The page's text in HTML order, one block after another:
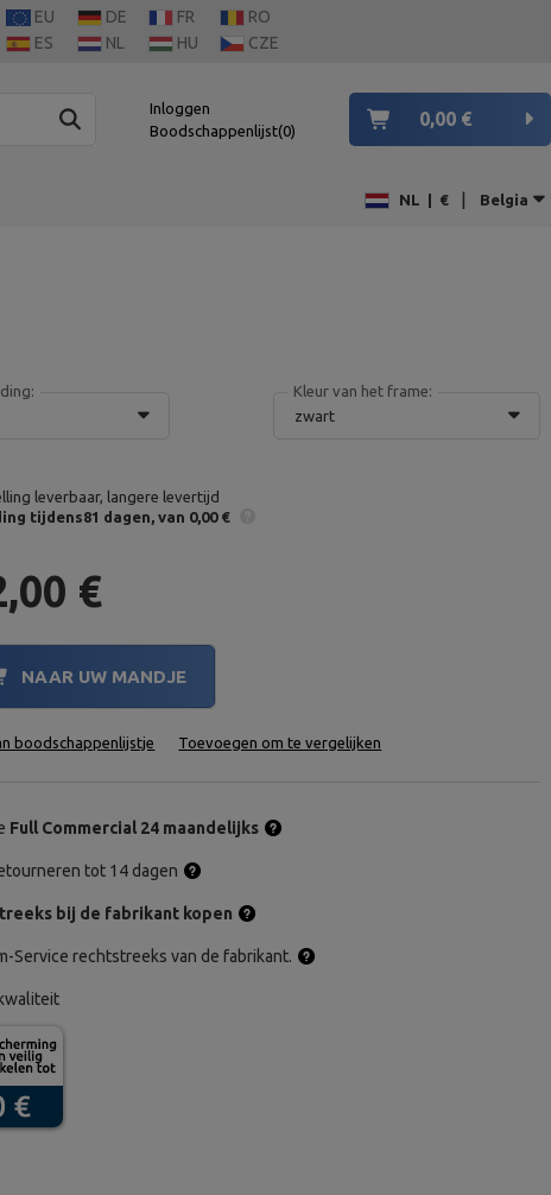
EU DE FR
RO
ES NL HU CZE
Inloggen
Boodschappenlijst 0
0,00 €
NL € | Belgia
Kleur van het frame:
zwart
leverbaar, langere levertijd
tijdens81 dagen van 0,00 €
€
NAAR UW MANDJE
boodschappenlijstje Toevoegen om te vergelijken
Full Commercial 24 maandelijks
tot 14 dagen
bij de fabrikant kopen
Service rechtstreeks van de fabrikant.